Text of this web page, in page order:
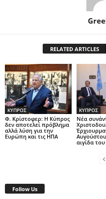
RELATED ARTICLES
ΚΥΠΡΟΣ
Φ. Κρίστοφερ: Η Κύπρος
δεν αποτελεί πρόβλημα
αλλά λύση για την
Ευρώπη και τις ΗΠΑ
ΚΥΠΡΟΣ
Νέα
αιγίδα
Follow Us